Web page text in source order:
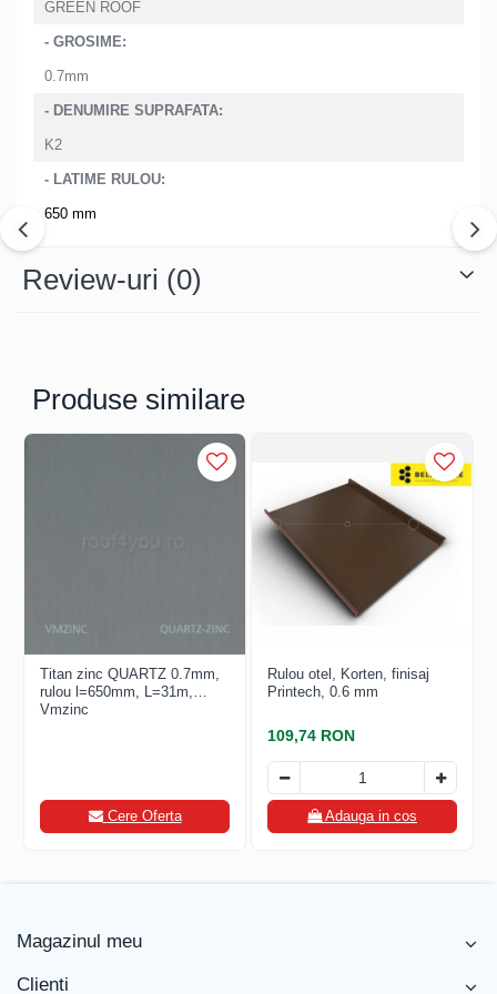
Dispozitiv de indoit
Sabloane
Prisme
Expandoare
Fierastraie
Leviere
BUSCHMANN
PROD-MASZ
GREEN ROOF
- GROSIME:
0.7mm
- DENUMIRE SUPRAFATA:
K2
- LATIME RULOU:
650 mm
Review-uri (0)
Produse similare
Titan zinc QUARTZ 0.7mm,
rulou l=650mm, L=31m,
Vmzinc
Cere Oferta
Rulou otel, Korten, finisaj
Printech, 0.6 mm
109,74 RON
Adauga in cos
Magazinul meu
Clienti